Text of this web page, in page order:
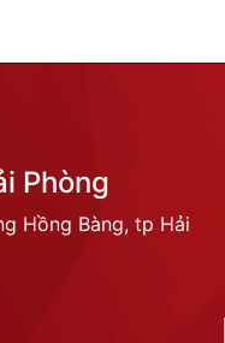
Phòng
Hồng Bàng, tp Hải